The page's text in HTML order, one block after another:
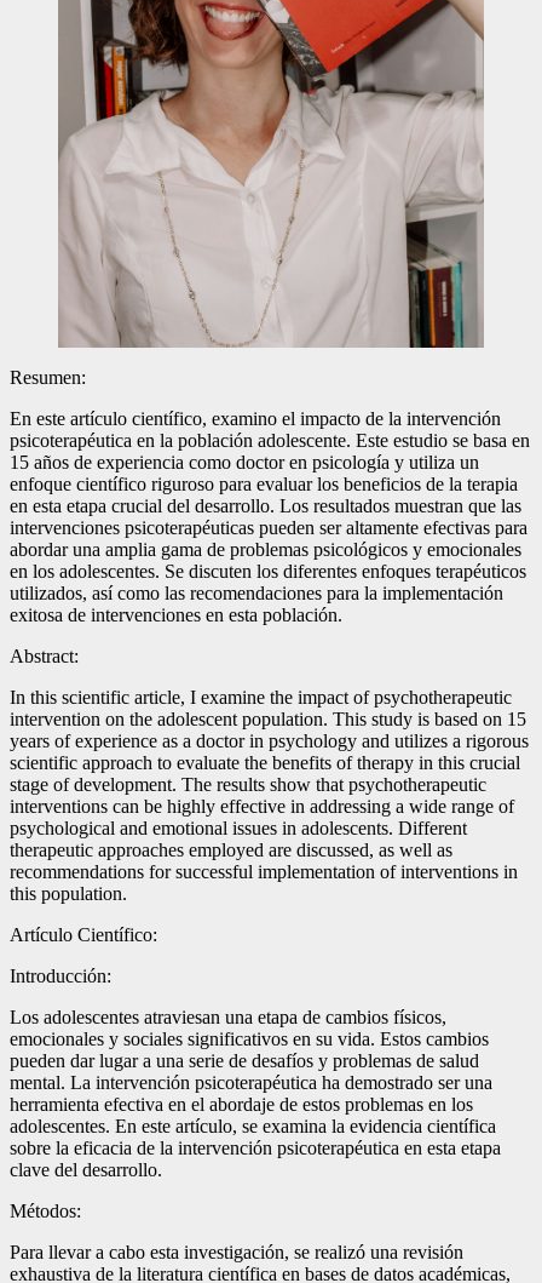
Resumen:
En este artículo científico, examino el impacto de la intervención
psicoterapéutica en la población adolescente. Este estudio se basa en
15 años de experiencia como doctor en psicología y utiliza un
enfoque científico riguroso para evaluar los beneficios de la terapia
en esta etapa crucial del desarrollo. Los resultados muestran que las
intervenciones psicoterapéuticas pueden ser altamente efectivas para
abordar una amplia gama de problemas psicológicos y emocionales
en los adolescentes. Se discuten los diferentes enfoques terapéuticos
utilizados, así como las recomendaciones para la implementación
exitosa de intervenciones en esta población.
Abstract:
In this scientific article, I examine the impact of psychotherapeutic
intervention on the adolescent population. This study is based on 15
years of experience as a doctor in psychology and utilizes a rigorous
scientific approach to evaluate the benefits of therapy in this crucial
stage of development. The results show that psychotherapeutic
interventions can be highly effective in addressing a wide range of
psychological and emotional issues in adolescents. Different
therapeutic approaches employed are discussed, as well as
recommendations for successful implementation of interventions in
this population.
Artículo Científico:
Introducción:
Los adolescentes atraviesan una etapa de cambios físicos,
emocionales y sociales significativos en su vida. Estos cambios
pueden dar lugar a una serie de desafíos y problemas de salud
mental. La intervención psicoterapéutica ha demostrado ser una
herramienta efectiva en el abordaje de estos problemas en los
adolescentes. En este artículo, se examina la evidencia científica
sobre la eficacia de la intervención psicoterapéutica en esta etapa
clave del desarrollo.
Métodos:
Para llevar a cabo esta investigación, se realizó una revisión
exhaustiva de la literatura científica en bases de datos académicas,